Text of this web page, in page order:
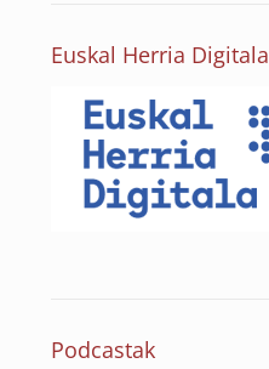
Euskal Herria Digitala
Podcastak